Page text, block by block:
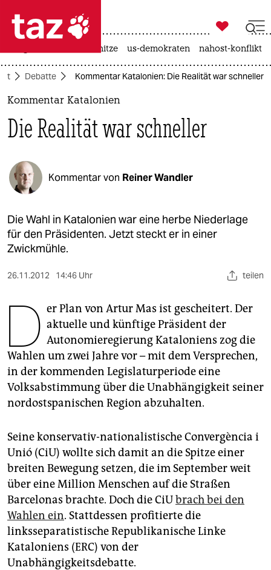
 taz zahl ich
taz zahl ich
politik
öko
gesellschaft
kultur
sport
berlin
wahrheit
verlag
verlag
veranstaltungen
fragen & hilfe
unterstützen
abo
genossenschaft
epaper login

taz zahl ich
hitze us-demokraten nahost-konflikt
Debatte Kommentar Katalonien: Die Realität war schneller
Kommentar Katalonien
Die Realität war schneller
Kommentar von Reiner Wandler
Die Wahl in Katalonien war eine herbe Niederlage
für den Präsidenten. Jetzt steckt er in einer
Zwickmühle.
26.11.2012 14:46 Uhr teilen
D er Plan von Artur Mas ist gescheitert. Der
aktuelle und künftige Präsident der
Autonomieregierung Kataloniens zog die
Wahlen um zwei Jahre vor – mit dem Versprechen,
in der kommenden Legislaturperiode eine
Volksabstimmung über die Unabhängigkeit seiner
nordostspanischen Region abzuhalten.
Seine konservativ-nationalistische Convergència i
Unió (CiU) wollte sich damit an die Spitze einer
breiten Bewegung setzen, die im September weit
über eine Million Menschen auf die Straßen
Barcelonas brachte. Doch die CiUbrach bei den
Wahlen ein. Stattdessen profitierte die
linksseparatistische Republikanische Linke
Kataloniens (ERC) von der
Unabhängigkeitsdebatte.